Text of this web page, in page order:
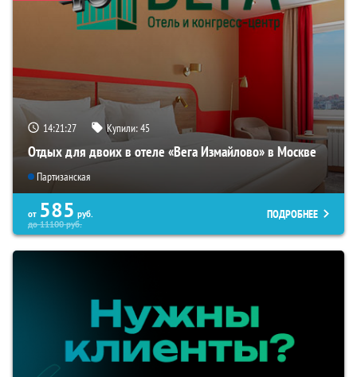
14:21:27 Купили:45
Отдых для двоих в отеле «Вега Измайлово» в Москве
Партизанская
от 585 руб.
до11100руб.
ПОДРОБНЕЕ